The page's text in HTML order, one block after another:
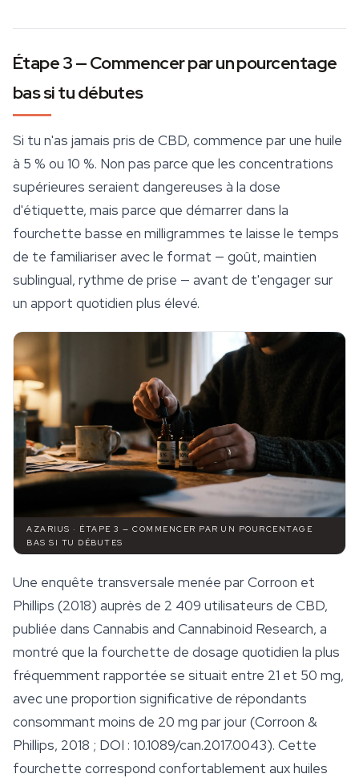
Étape 3 — Commencer par un pourcentage
bas si tu débutes
Si tu n'as jamais pris de CBD, commence par une huile
à 5 % ou 10 %. Non pas parce que les concentrations
supérieures seraient dangereuses à la dose
d'étiquette, mais parce que démarrer dans la
fourchette basse en milligrammes te laisse le temps
de te familiariser avec le format — goût, maintien
sublingual, rythme de prise — avant de t'engager sur
un apport quotidien plus élevé.
AZARIUS · ÉTAPE 3 — COMMENCER PAR UN POURCENTAGE
BAS SI TU DÉBUTES
Une enquête transversale menée par Corroon et
Phillips (2018) auprès de 2 409 utilisateurs de CBD,
publiée dans Cannabis and Cannabinoid Research, a
montré que la fourchette de dosage quotidien la plus
fréquemment rapportée se situait entre 21 et 50 mg,
avec une proportion significative de répondants
consommant moins de 20 mg par jour (Corroon &
Phillips, 2018 ; DOI : 10.1089/can.2017.0043). Cette
fourchette correspond confortablement aux huiles